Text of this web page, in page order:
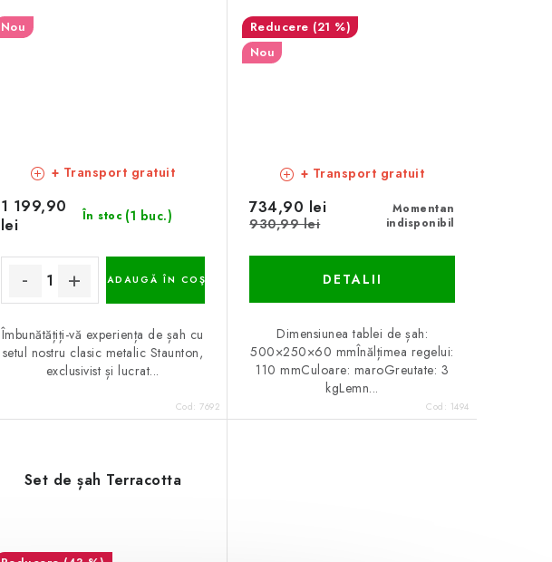
Nou
+ Transport gratuit
În stoc (1 buc.)
1 199,90
lei
ADAUGĂ ÎN COŞ
Îmbunătățiți-vă experiența de șah cu
setul nostru clasic metalic Staunton,
exclusivist și lucrat...
Cod:7692
(21 %)
Nou
+ Transport gratuit
Momentan
indisponibil
734,90 lei
930,99 lei
DETALII
Dimensiunea tablei de șah:
500×250×60 mmÎnălțimea regelui:
110 mmCuloare: maroGreutate: 3
kgLemn...
Cod: 1494
Set de șah Terracotta